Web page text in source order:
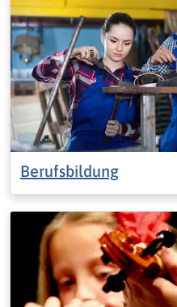
Berufsbildung